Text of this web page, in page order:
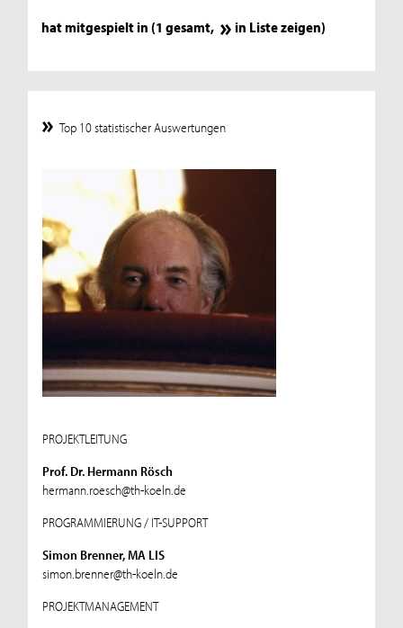
hat mitgespielt in (1 gesamt, in Liste zeigen)
Top 10 statistischer Auswertungen
PROJEKTLEITUNG
Prof. Dr. Hermann Rösch
hermann.roesch@th-koeln.de
PROGRAMMIERUNG / IT-SUPPORT
Simon Brenner, MA LIS
simon.brenner@th-koeln.de
PROJEKTMANAGEMENT